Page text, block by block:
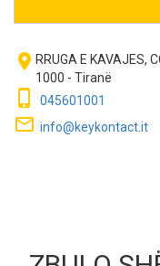
room RRUGA E KAVAJES,
1000 - Tiranë
phone_iphone 045601001
mail_outline info@keykontact.it